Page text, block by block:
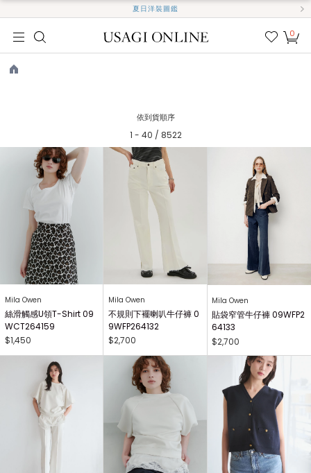
夏日洋裝圖鑑
我的
0
依到貨順序
1 - 40 / 8522
Mila Owen
絲滑觸感U領T-Shirt 09
WCT264159
$1,450
Mila Owen
不規則下襬喇叭牛仔褲 0
9WFP264132
$2,700
Mila Owen
貼袋窄管牛仔褲 09WFP2
64133
$2,700